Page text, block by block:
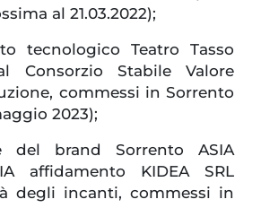
al 21.03.2022);
tecnologico Teatro Tasso
Consorzio Stabile Valore
commessi in Sorrento
2023);
del brand Sorrento ASIA
affidamento KIDEA SRL
degli incanti, commessi in